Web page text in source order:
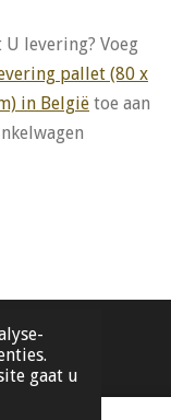
gaat u
U levering? Voeg
pallet (80 x
in België toe aan
en bakken